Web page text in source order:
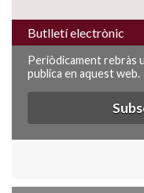
Butlletí electrònic
Periòdicament rebràs
publica en aquest web.